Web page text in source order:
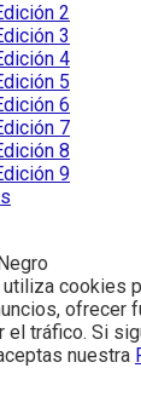
2
3
4
5
6
7
8
9
cookies
ofrecer
el tráfico. Si
nuestra